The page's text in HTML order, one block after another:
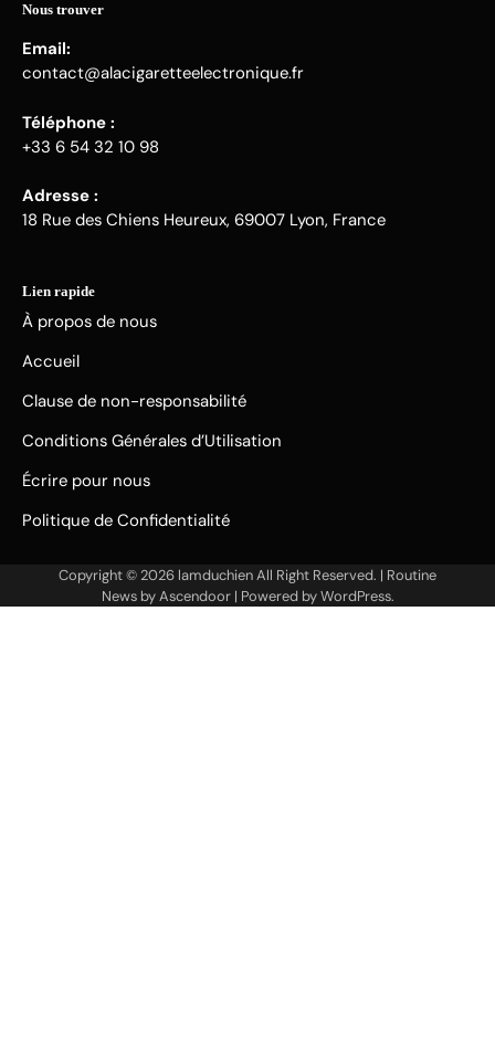
Nous trouver
Email:
contact@alacigaretteelectronique.fr
Téléphone :
+33 6 54 32 10 98
Adresse :
18 Rue des Chiens Heureux, 69007 Lyon, France
Lien rapide
À propos de nous
Accueil
Clause de non-responsabilité
Conditions Générales d’Utilisation
Écrire pour nous
Politique de Confidentialité
Copyright © 2026 lamduchienAll Right Reserved. | Routine
News byAscendoor| Powered byWordPress.